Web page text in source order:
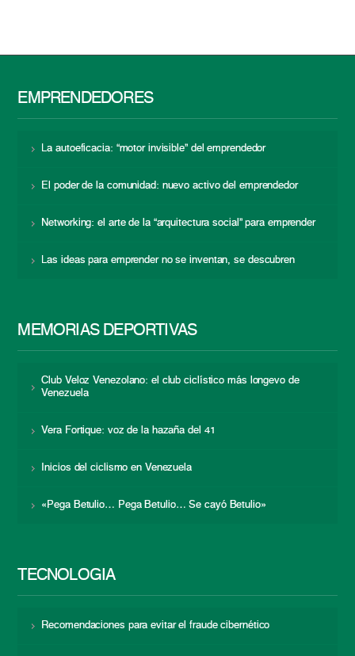
EMPRENDEDORES
La autoeficacia: “motor invisible” del emprendedor
El poder de la comunidad: nuevo activo del emprendedor
Networking: el arte de la “arquitectura social” para emprender
Las ideas para emprender no se inventan, se descubren
MEMORIAS DEPORTIVAS
Club Veloz Venezolano: el club ciclístico más longevo de
Venezuela
Vera Fortique: voz de la hazaña del 41
Inicios del ciclismo en Venezuela
«Pega Betulio… Pega Betulio… Se cayó Betulio»
TECNOLOGÍA
Recomendaciones para evitar el fraude cibernético